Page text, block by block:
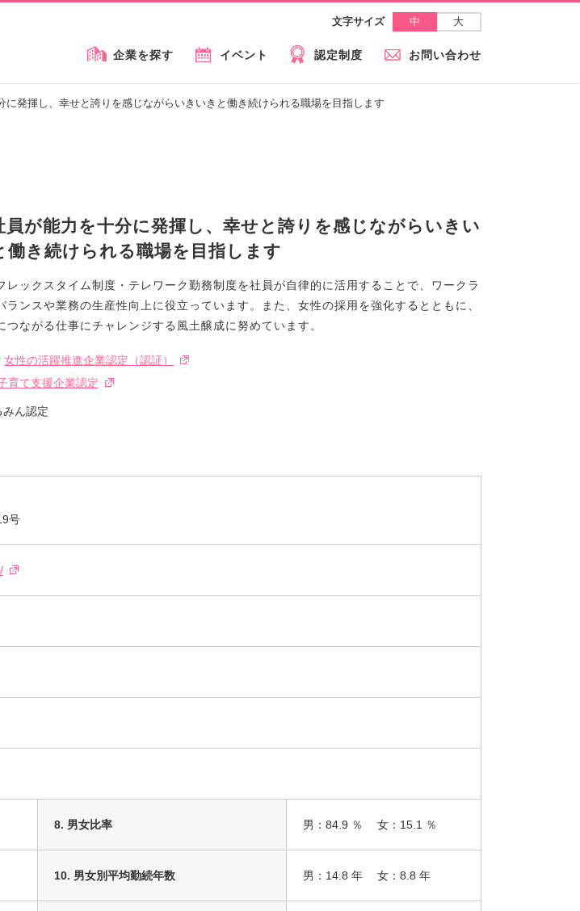
文字サイズ 中 大
企業を探す イベント 認定制度 お問い合わせ
発揮し、幸せと誇りを感じながらいきいきと働き続けられる職場を目指します
員が能力を十分に発揮し、幸せと誇りを感じながらいきい
働き続けられる職場を目指します
レックスタイム制度・テレワーク勤務制度を社員が自律的に活用することで、ワークラ
ランスや業務の生産性向上に役立っています。また、女性の採用を強化するとともに、
つながる仕事にチャレンジする風土醸成に努めています。
女性の活躍推進企業認定（認証）
育て支援企業認定
みん認定
号
8. 男女比率 男：84.9 ％ 女：15.1 ％
10. 男女別平均勤続年数 男：14.8 年 女：8.8 年